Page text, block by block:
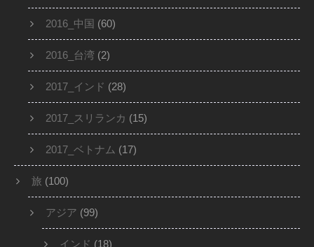
2016_中国 (60)
2016_台湾 (2)
2017_インド (28)
2017_スリランカ (15)
2017_ベトナム (17)
旅 (100)
アジア (99)
インド (18)